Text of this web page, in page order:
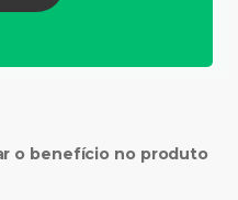
o benefício no produto